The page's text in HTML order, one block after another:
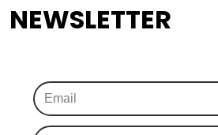
NEWSLETTER